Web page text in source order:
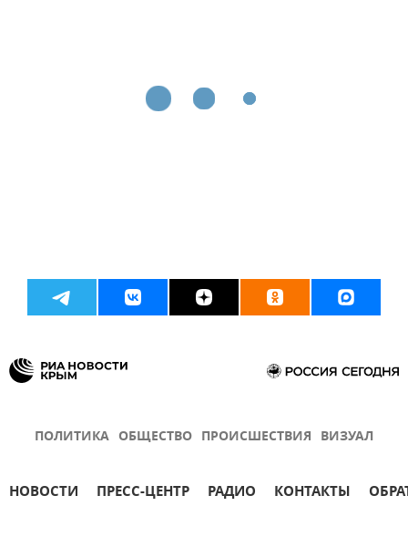
ПОЛИТИКА ОБЩЕСТВО ПРОИСШЕСТВИЯ ВИЗУАЛ
НОВОСТИ ПРЕСС-ЦЕНТР РАДИО КОНТАКТЫ